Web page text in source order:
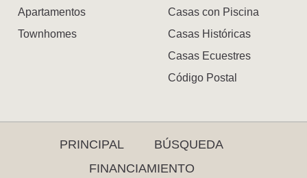
Apartamentos
Townhomes
Casas con Piscina
Casas Históricas
Casas Ecuestres
Código Postal
PRINCIPAL
BÚSQUEDA
FINANCIAMIENTO